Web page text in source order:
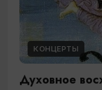
КОНЦЕРТЫ
Духовное